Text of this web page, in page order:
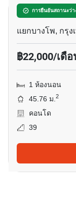
การยืนยันสถานะว่า
333 ริเวอร์ไ
แยกบางโพ, กรุง
฿22,000/เดื
1 ห้องนอน
45.76 ม.2
คอนโด
39